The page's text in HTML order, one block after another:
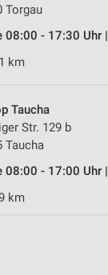
Torgau
08:00 - 17:30 Uhr |
km
Taucha
Str. 129 b
Taucha
08:00 - 17:00 Uhr |
km